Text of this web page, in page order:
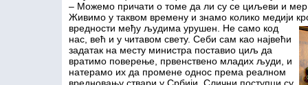
– Можемо причати о томе да ли су се циљеви и
Живимо у таквом времену и знамо колико медији
вредности међу људима урушен. Не само код
нас, већ и у читавом свету. Себи сам као највећи
задатак на месту министра поставио циљ да
вратимо поверење, првенствено младих људи, и
натерамо их да промене однос према реалном